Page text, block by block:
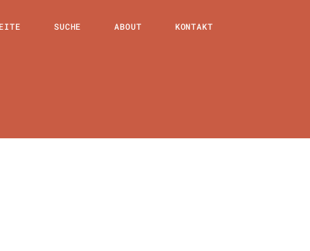
SUCHE ABOUT KONTAKT